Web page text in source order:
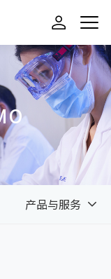
产品与服务